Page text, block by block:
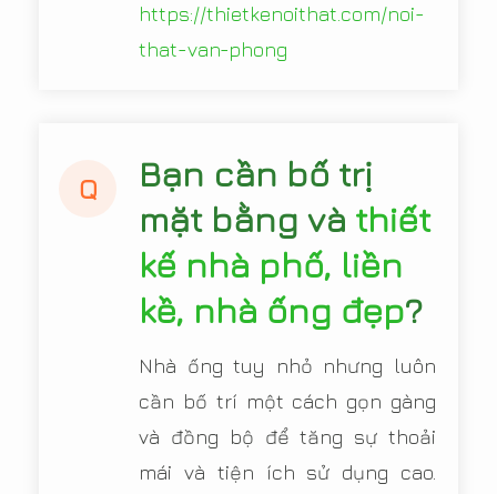
https://thietkenoithat.com/noi-
that-van-phong
Q
Bạn cần bố trị
mặt bằng và thiết
kế nhà phố, liền
kề, nhà ống đẹp?
Nhà ống tuy nhỏ nhưng luôn
cần bố trí một cách gọn gàng
và đồng bộ để tăng sự thoải
mái và tiện ích sử dụng cao.